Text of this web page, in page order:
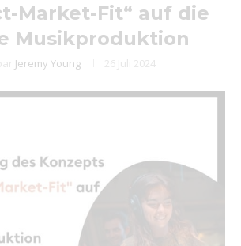
Market-Fit“ auf die
Musikproduktion
Jeremy Young 26 Juli 2024